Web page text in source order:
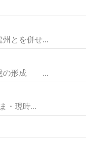
を併せ...
形成 ...
・現時...